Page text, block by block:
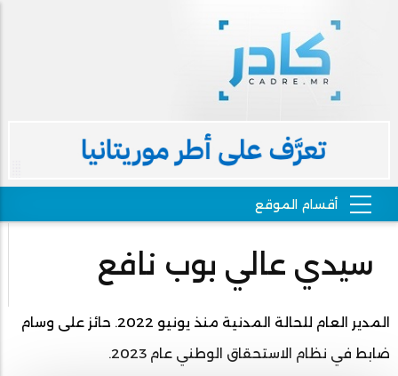
سيدي عالي بوب نافع
المدير العام للحالة المدنية منذ يونيو 2022. حائز على وسام
ضابط في نظام الاستحقاق الوطني عام 2023.